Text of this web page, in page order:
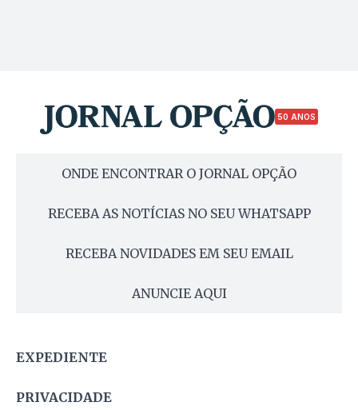
50 ANOS
ONDE ENCONTRAR O JORNAL OPÇÃO
RECEBA AS NOTÍCIAS NO SEU WHATSAPP
RECEBA NOVIDADES EM SEU EMAIL
ANUNCIE AQUI
EXPEDIENTE
PRIVACIDADE